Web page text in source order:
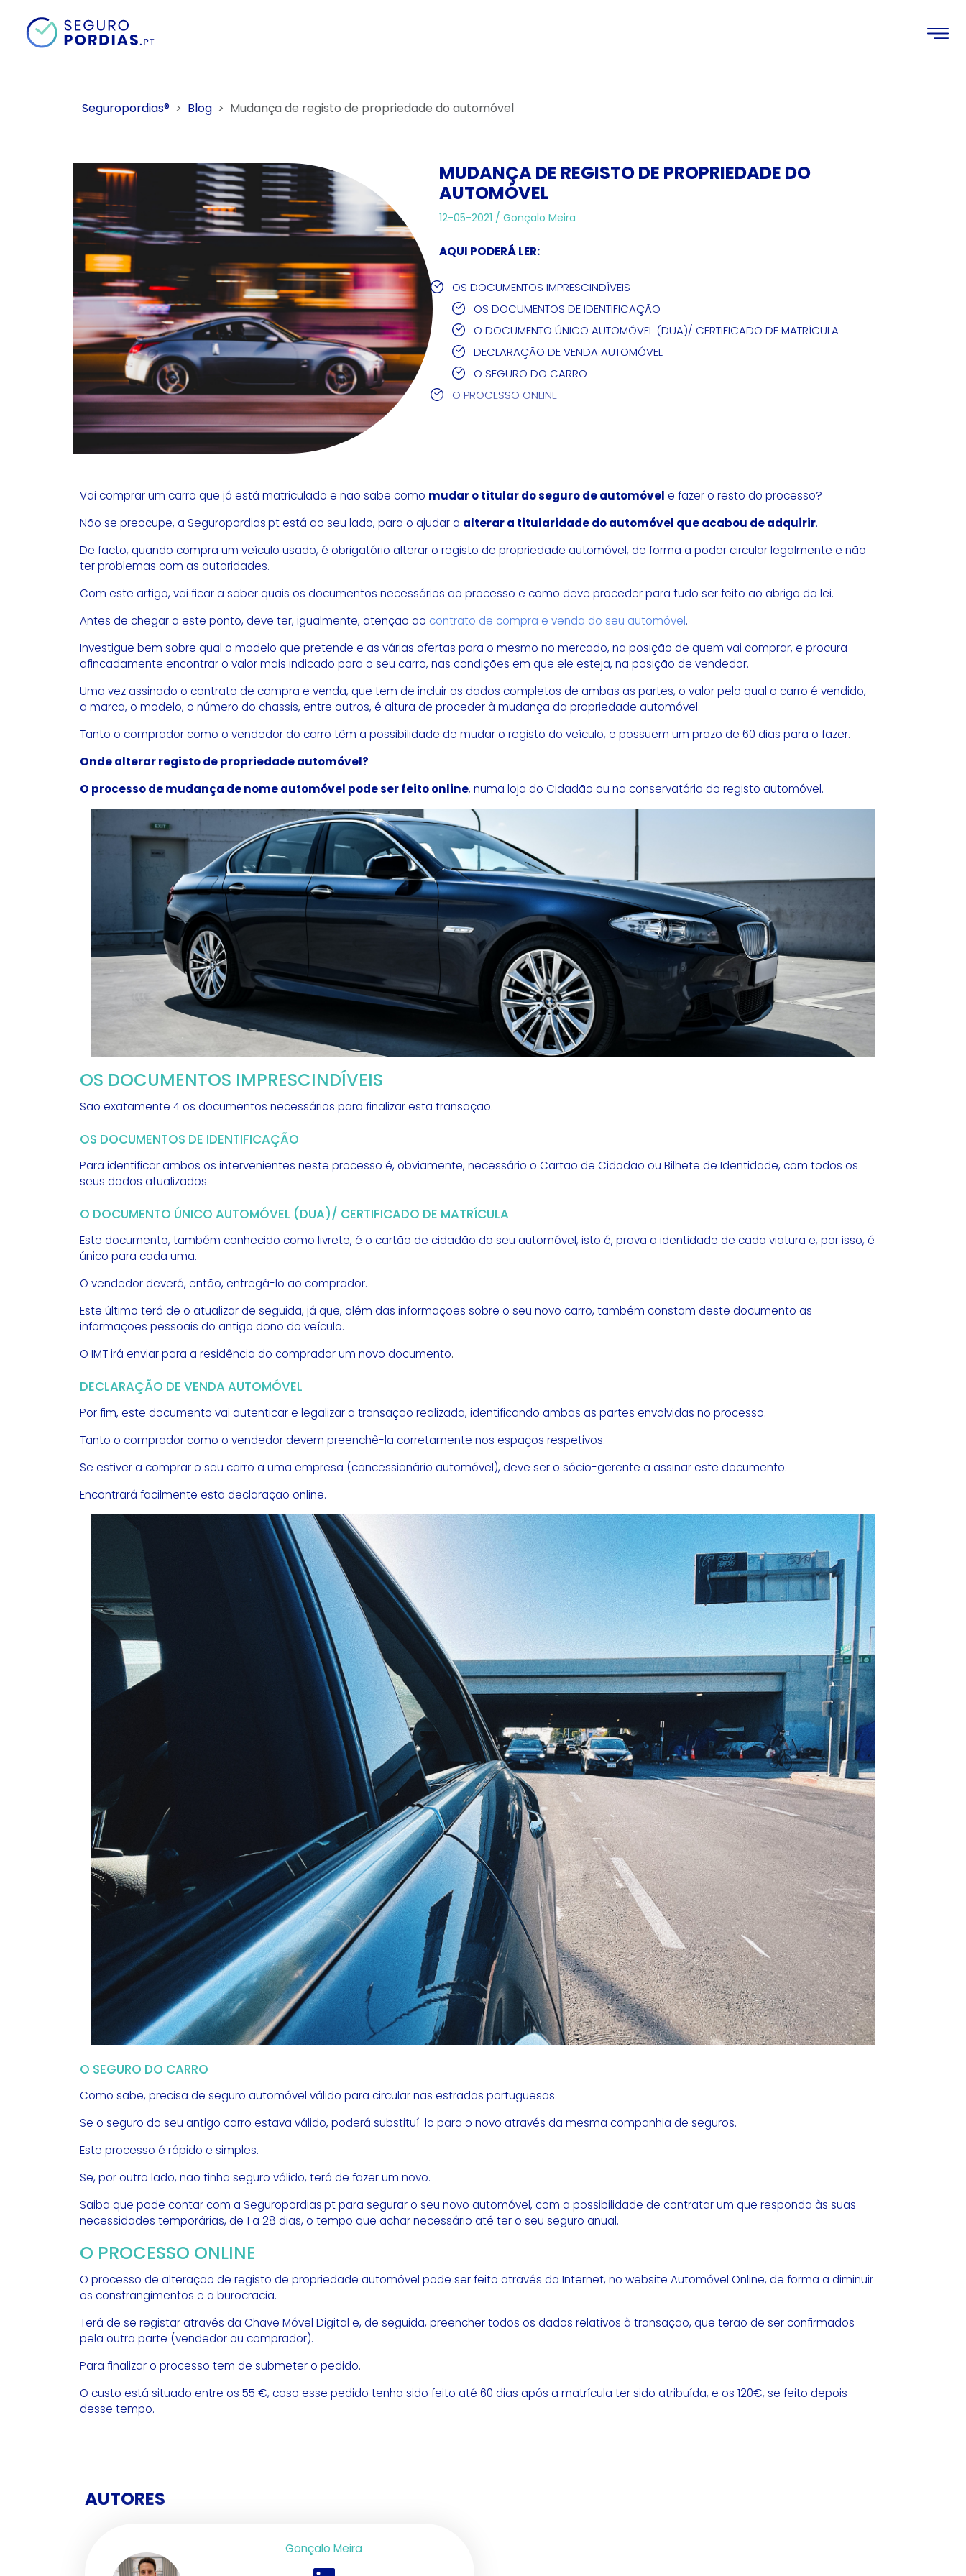
Seguropordias® Blog Mudança de registo de propriedade do automóvel
MUDANÇA DE REGISTO DE PROPRIEDADE DO
AUTOMÓVEL
12-05-2021 / Gonçalo Meira
AQUI PODERÁ LER:
OS DOCUMENTOS IMPRESCINDÍVEIS
OS DOCUMENTOS DE IDENTIFICAÇÃO
O DOCUMENTO ÚNICO AUTOMÓVEL (DUA)/ CERTIFICADO DE MATRÍCULA
DECLARAÇÃO DE VENDA AUTOMÓVEL
O SEGURO DO CARRO
O PROCESSO ONLINE
Vai comprar um carro que já está matriculado e não sabe como mudar o titular do seguro de automóvel e fazer o resto do processo?
Não se preocupe, a Seguropordias.pt está ao seu lado, para o ajudar a alterar a titularidade do automóvel que acabou de adquirir.
De facto, quando compra um veículo usado, é obrigatório alterar o registo de propriedade automóvel, de forma a poder circular legalmente e não
ter problemas com as autoridades.
Com este artigo, vai ficar a saber quais os documentos necessários ao processo e como deve proceder para tudo ser feito ao abrigo da lei.
Antes de chegar a este ponto, deve ter, igualmente, atenção ao contrato de compra e venda do seu automóvel.
Investigue bem sobre qual o modelo que pretende e as várias ofertas para o mesmo no mercado, na posição de quem vai comprar, e procura
afincadamente encontrar o valor mais indicado para o seu carro, nas condições em que ele esteja, na posição de vendedor.
Uma vez assinado o contrato de compra e venda, que tem de incluir os dados completos de ambas as partes, o valor pelo qual o carro é vendido,
a marca, o modelo, o número do chassis, entre outros, é altura de proceder à mudança da propriedade automóvel.
Tanto o comprador como o vendedor do carro têm a possibilidade de mudar o registo do veículo, e possuem um prazo de 60 dias para o fazer.
Onde alterar registo de propriedade automóvel?
O processo de mudança de nome automóvel pode ser feito online, numa loja do Cidadão ou na conservatória do registo automóvel.
OS DOCUMENTOS IMPRESCINDÍVEIS
São exatamente 4 os documentos necessários para finalizar esta transação.
OS DOCUMENTOS DE IDENTIFICAÇÃO
Para identificar ambos os intervenientes neste processo é, obviamente, necessário o Cartão de Cidadão ou Bilhete de Identidade, com todos os
seus dados atualizados.
O DOCUMENTO ÚNICO AUTOMÓVEL (DUA)/ CERTIFICADO DE MATRÍCULA
Este documento, também conhecido como livrete, é o cartão de cidadão do seu automóvel, isto é, prova a identidade de cada viatura e, por isso, é
único para cada uma.
O vendedor deverá, então, entregá-lo ao comprador.
Este último terá de o atualizar de seguida, já que, além das informações sobre o seu novo carro, também constam deste documento as
informações pessoais do antigo dono do veículo.
O IMT irá enviar para a residência do comprador um novo documento.
DECLARAÇÃO DE VENDA AUTOMÓVEL
Por fim, este documento vai autenticar e legalizar a transação realizada, identificando ambas as partes envolvidas no processo.
Tanto o comprador como o vendedor devem preenchê-la corretamente nos espaços respetivos.
Se estiver a comprar o seu carro a uma empresa (concessionário automóvel), deve ser o sócio-gerente a assinar este documento.
Encontrará facilmente esta declaração online.
O SEGURO DO CARRO
Como sabe, precisa de seguro automóvel válido para circular nas estradas portuguesas.
Se o seguro do seu antigo carro estava válido, poderá substituí-lo para o novo através da mesma companhia de seguros.
Este processo é rápido e simples.
Se, por outro lado, não tinha seguro válido, terá de fazer um novo.
Saiba que pode contar com a Seguropordias.pt para segurar o seu novo automóvel, com a possibilidade de contratar um que responda às suas
necessidades temporárias, de 1 a 28 dias, o tempo que achar necessário até ter o seu seguro anual.
O PROCESSO ONLINE
O processo de alteração de registo de propriedade automóvel pode ser feito através da Internet, no website Automóvel Online, de forma a diminuir
os constrangimentos e a burocracia.
Terá de se registar através da Chave Móvel Digital e, de seguida, preencher todos os dados relativos à transação, que terão de ser confirmados
pela outra parte (vendedor ou comprador).
Para finalizar o processo tem de submeter o pedido.
O custo está situado entre os 55 €, caso esse pedido tenha sido feito até 60 dias após a matrícula ter sido atribuída, e os 120€, se feito depois
desse tempo.
AUTORES
Gonçalo Meira